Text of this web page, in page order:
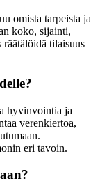
omista tarpeista ja
koko, sijainti,
räätälöidä tilaisuus
hyvinvointia ja
verenkiertoa,
eri tavoin.